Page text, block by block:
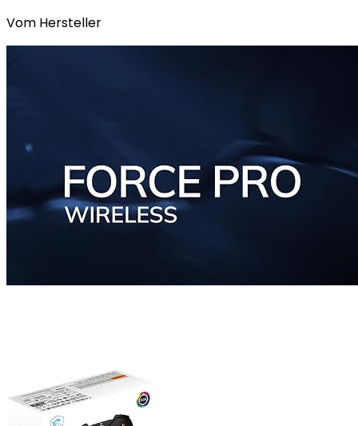
Vom Hersteller